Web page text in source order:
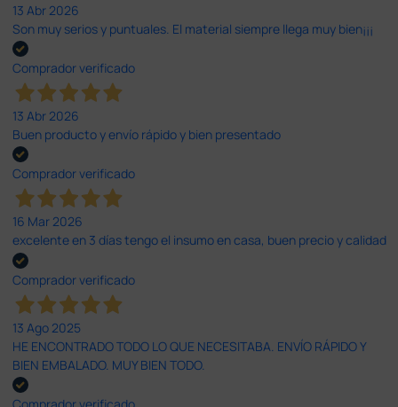
13 Abr 2026
Son muy serios y puntuales. El material siempre llega muy bien¡¡¡
Comprador verificado
13 Abr 2026
Buen producto y envío rápido y bien presentado
Comprador verificado
16 Mar 2026
excelente en 3 días tengo el insumo en casa, buen precio y calidad
Comprador verificado
13 Ago 2025
HE ENCONTRADO TODO LO QUE NECESITABA. ENVÍO RÁPIDO Y
BIEN EMBALADO. MUY BIEN TODO.